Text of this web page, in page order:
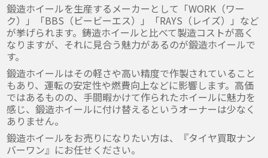
鍛造ホイールを生産するメーカーとして「WORK（ワー
ク）」「BBS（ビービーエス）」「RAYS（レイズ）」など
が挙げられます。鋳造ホイールと比べて製造コストが高く
なりますが、それに見合う魅力があるのが鍛造ホイールで
す。
鍛造ホイールはその軽さや高い精度で作製されていること
もあり、運転の安定性や燃費向上などに影響します。高価
ではあるものの、手間暇かけて作られたホイールに魅力を
感じ、鍛造ホイールに付け替えるというオーナーは少なく
ありません。
鍛造ホイールをお売りになりたい方は、『タイヤ買取ナン
バーワン』にお任せください。